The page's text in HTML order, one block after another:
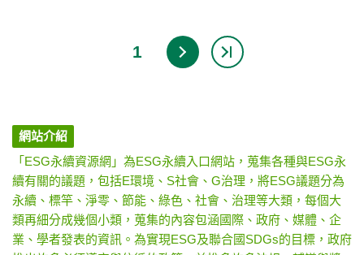
1
網站介紹
「ESG永續資源網」為ESG永續入口網站，蒐集各種與ESG永
續有關的議題，包括E環境、S社會、G治理，將ESG議題分為
永續、標竿、淨零、節能、綠色、社會、治理等大類，每個大
類再細分成幾個小類，蒐集的內容包涵國際、政府、媒體、企
業、學者發表的資訊。為實現ESG及聯合國SDGs的目標，政府